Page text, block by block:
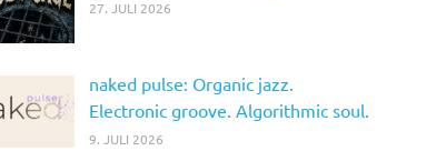
27. JULI 2026
naked pulse: Organic jazz.
Electronic groove. Algorithmic soul.
9. JULI 2026